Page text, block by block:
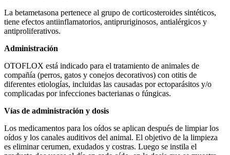
La betametasona pertenece al grupo de corticosteroides sintéticos,
tiene efectos antiinflamatorios, antipruriginosos, antialérgicos y
antiproliferativos.
Administración
OTOFLOX está indicado para el tratamiento de animales de
compañía (perros, gatos y conejos decorativos) con otitis de
diferentes etiologías, incluidas las causadas por ectoparásitos y/o
complicadas por infecciones bacterianas o fúngicas.
Vías de administración y dosis
Los medicamentos para los oídos se aplican después de limpiar los
oídos y los canales auditivos del animal. El objetivo de la limpieza
es eliminar cerumen, exudados y costras. Luego se instila el